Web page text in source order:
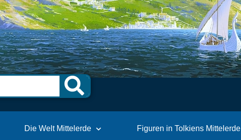
Die Welt Mittelerde Figuren in Tolkiens Mittelerde